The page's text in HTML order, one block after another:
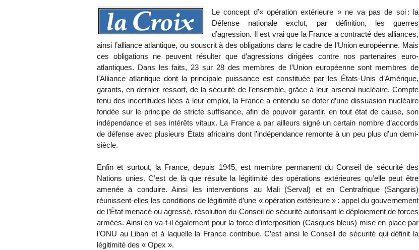
Le concept d’« opération extérieure » ne va pas de soi : la
Défense nationale exclut, par définition, les guerres
d’agression. Il est vrai que la France a contracté des alliances,
ainsi l’alliance atlantique, ou souscrit à des obligations dans le cadre de l’Union européenne. Mais
ces obligations ne peuvent résulter que d’agressions dirigées contre nos partenaires euro-
atlantiques. Dans les faits, 23 sur 28 des membres de l’Union européenne sont membres de
l’Alliance atlantique dont la principale puissance est constituée par les États-Unis d’Amérique,
garants, en dernier ressort, de la sécurité de l’ensemble, grâce à leur arsenal nucléaire. Compte
tenu des incertitudes liées à leur emploi, la France a entendu se doter d’une dissuasion nucléaire
fondée sur le principe de stricte suffisance, afin de pouvoir garantir, en tout état de cause, son
indépendance et ses intérêts vitaux. La France a par ailleurs signé un certain nombre d’accords
de défense avec plusieurs États africains dont l’indépendance remonte à un peu plus d’un demi-
siècle.
Enfin et surtout, la France, depuis 1945, est membre permanent du Conseil de sécurité des
Nations unies. C’est de là que résulte la légitimité des opérations extérieures qu’elle peut être
amenée à conduire. Ainsi les interventions au Mali (Serval) et en Centrafrique (Sangaris)
réunissent-elles les conditions de légitimité d’une « opération extérieure » : appel du gouvernement
de l’État menacé ou agressé, résolution du Conseil de sécurité autorisant le déploiement de forces
armées. Ainsi en va-t-il également pour la force d’interposition (Casques bleus) mise en place par
l’ONU au Liban et à laquelle la France contribue. C’est ainsi le Conseil de sécurité qui définit la
légitimité des « Opex ».